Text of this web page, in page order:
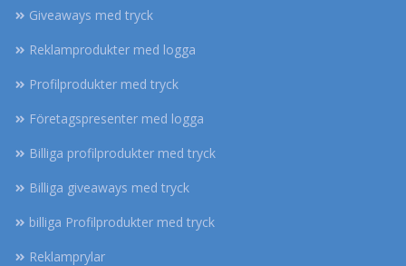
Giveaways med tryck
Reklamprodukter med logga
Profilprodukter med tryck
Företagspresenter med logga
Billiga profilprodukter med tryck
Billiga giveaways med tryck
billiga Profilprodukter med tryck
Reklamprylar